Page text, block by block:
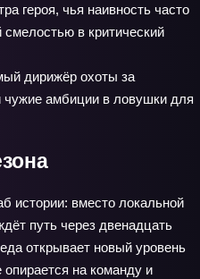
героя, чья наивность часто
в критический
дирижёр охоты за
амбиции в ловушки для
истории: вместо локальной
путь через двенадцать
открывает новый уровень
на команду и